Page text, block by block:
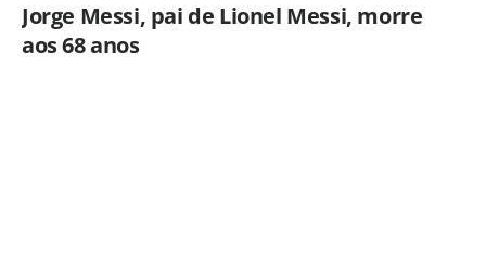
Jorge Messi, pai de Lionel Messi, morre
aos 68 anos